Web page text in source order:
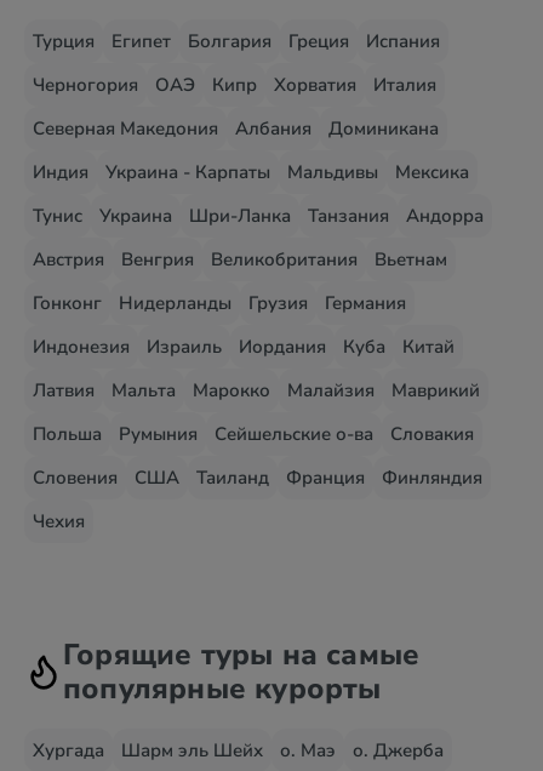
Турция Египет Болгария Греция
Испания
Черногория
ОАЭ Кипр Хорватия
Италия
Северная Македония
Албания
Доминикана
Индия
Украина - Карпаты Мальдивы
Мексика
Тунис
Украина Шри-Ланка Танзания
Андорра
Австрия
Венгрия Великобритания
Вьетнам
Гонконг
Нидерланды Грузия
Германия
Индонезия
Израиль Иордания Куба
Китай
Латвия
Мальта Марокко Малайзия
Маврикий
Польша
Румыния Сейшельские о-ва
Словакия
Словения
США Таиланд Франция
Финляндия
Чехия
Горящие туры на самые
популярные курорты
Хургада Шарм эль Шейх о. Маэ
о. Джерба